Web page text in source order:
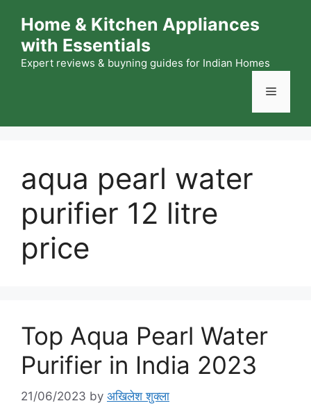
content
Home & Kitchen Appliances
with Essentials
Expert reviews & buyning guides for Indian Homes
Menu
aqua pearl water
purifier 12 litre
price
Top Aqua Pearl Water
Purifier in India 2023
21/06/2023 by अखिलेश शुक्ला